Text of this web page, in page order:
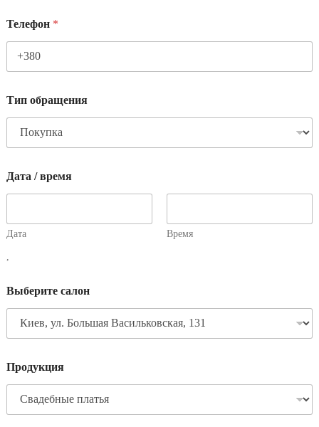
Телефон *
Тип обращения
Дата / время
Дата Время
Выберите салон
Продукция